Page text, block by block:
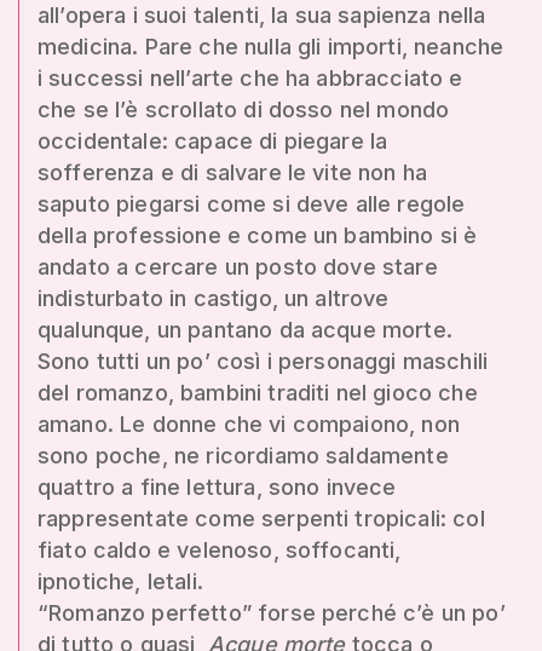
all’opera i suoi talenti, la sua sapienza nella
medicina. Pare che nulla gli importi, neanche
i successi nell’arte che ha abbracciato e
che se l’è scrollato di dosso nel mondo
occidentale: capace di piegare la
sofferenza e di salvare le vite non ha
saputo piegarsi come si deve alle regole
della professione e come un bambino si è
andato a cercare un posto dove stare
indisturbato in castigo, un altrove
qualunque, un pantano da acque morte.
Sono tutti un po’ così i personaggi maschili
del romanzo, bambini traditi nel gioco che
amano. Le donne che vi compaiono, non
sono poche, ne ricordiamo saldamente
quattro a fine lettura, sono invece
rappresentate come serpenti tropicali: col
fiato caldo e velenoso, soffocanti,
ipnotiche, letali.
“Romanzo perfetto” forse perché c’è un po’
di tutto o quasi, Acque mortetocca o